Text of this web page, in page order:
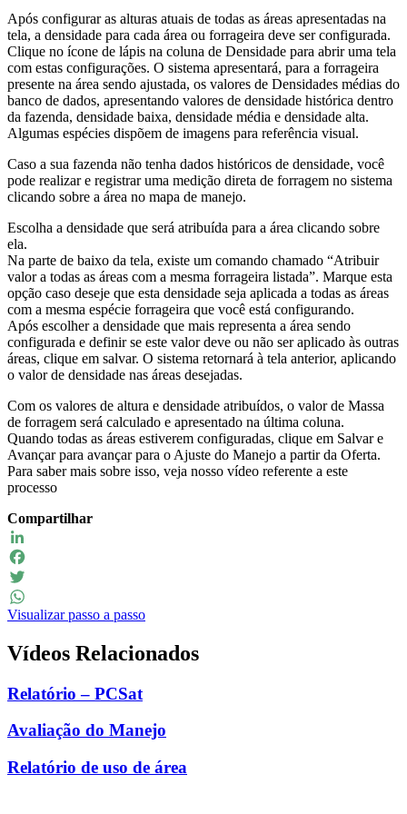
Após configurar as alturas atuais de todas as áreas apresentadas na
tela, a densidade para cada área ou forrageira deve ser configurada.
Clique no ícone de lápis na coluna de Densidade para abrir uma tela
com estas configurações. O sistema apresentará, para a forrageira
presente na área sendo ajustada, os valores de Densidades médias do
banco de dados, apresentando valores de densidade histórica dentro
da fazenda, densidade baixa, densidade média e densidade alta.
Algumas espécies dispõem de imagens para referência visual.
Caso a sua fazenda não tenha dados históricos de densidade, você
pode realizar e registrar uma medição direta de forragem no sistema
clicando sobre a área no mapa de manejo.
Escolha a densidade que será atribuída para a área clicando sobre
ela.
Na parte de baixo da tela, existe um comando chamado “Atribuir
valor a todas as áreas com a mesma forrageira listada”. Marque esta
opção caso deseje que esta densidade seja aplicada a todas as áreas
com a mesma espécie forrageira que você está configurando.
Após escolher a densidade que mais representa a área sendo
configurada e definir se este valor deve ou não ser aplicado às outras
áreas, clique em salvar. O sistema retornará à tela anterior, aplicando
o valor de densidade nas áreas desejadas.
Com os valores de altura e densidade atribuídos, o valor de Massa
de forragem será calculado e apresentado na última coluna.
Quando todas as áreas estiverem configuradas, clique em Salvar e
Avançar para avançar para o Ajuste do Manejo a partir da Oferta.
Para saber mais sobre isso, veja nosso vídeo referente a este
processo
Compartilhar
LinkedIn
Facebook
Twitter
WhatsApp
Visualizar passo a passo
Vídeos Relacionados
Relatório – PCSat
Avaliação do Manejo
Relatório de uso de área